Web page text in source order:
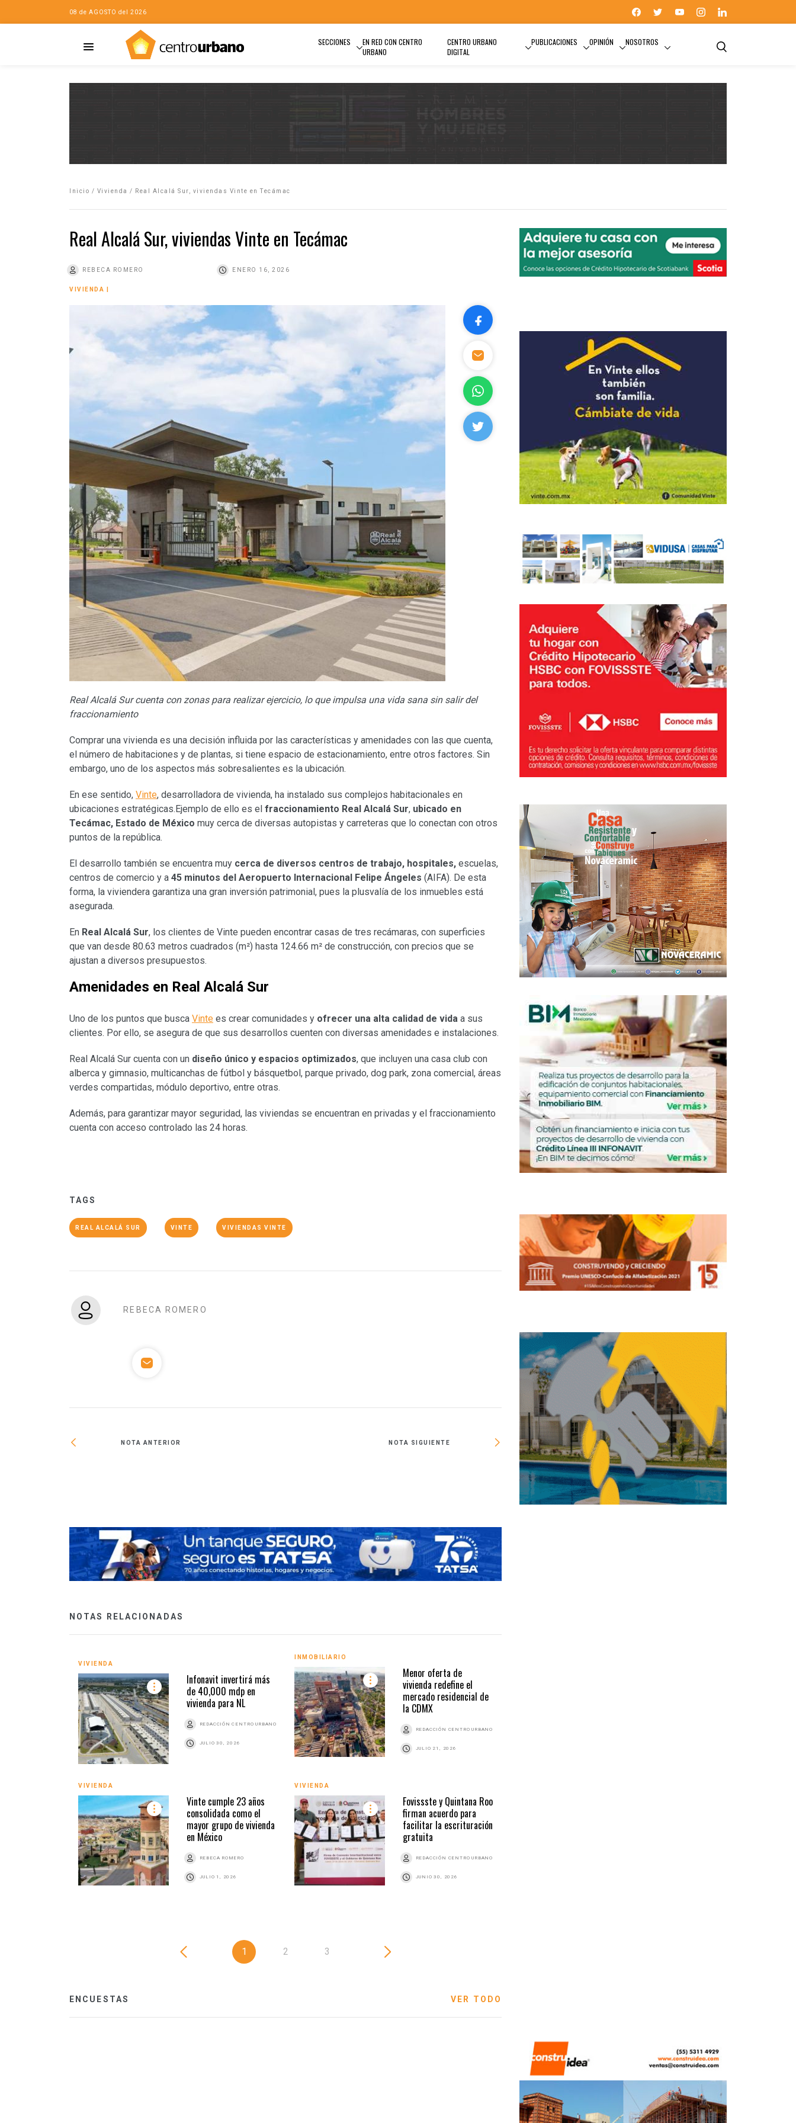
08 de AGOSTO del 2026
SECCIONES
EN RED CON CENTRO
URBANO
CENTRO URBANO
DIGITAL
PUBLICACIONES OPINIÓN NOSOTROS
Inicio / Vivienda / Real Alcalá Sur, viviendas Vinte en Tecámac
Real Alcalá Sur, viviendas Vinte en Tecámac
REBECA ROMERO ENERO 16, 2026
VIVIENDA
Real Alcalá Sur cuenta con zonas para realizar ejercicio, lo que impulsa una vida sana sin salir del
fraccionamiento
Comprar una vivienda es una decisión influida por las características y amenidades con las que cuenta,
el número de habitaciones y de plantas, si tiene espacio de estacionamiento, entre otros factores. Sin
embargo, uno de los aspectos más sobresalientes es la ubicación.
En ese sentido, Vinte, desarrolladora de vivienda, ha instalado sus complejos habitacionales en
ubicaciones estratégicas.Ejemplo de ello es el fraccionamiento Real Alcalá Sur, ubicado en
Tecámac, Estado de México muy cerca de diversas autopistas y carreteras que lo conectan con otros
puntos de la república.
El desarrollo también se encuentra muy cerca de diversos centros de trabajo, hospitales, escuelas,
centros de comercio y a 45 minutos del Aeropuerto Internacional Felipe Ángeles (AIFA). De esta
forma, la viviendera garantiza una gran inversión patrimonial, pues la plusvalía de los inmuebles está
asegurada.
En Real Alcalá Sur, los clientes de Vinte pueden encontrar casas de tres recámaras, con superficies
que van desde 80.63 metros cuadrados (m²) hasta 124.66 m² de construcción, con precios que se
ajustan a diversos presupuestos.
Amenidades en Real Alcalá Sur
Uno de los puntos que busca Vinte es crear comunidades y ofrecer una alta calidad de vida a sus
clientes. Por ello, se asegura de que sus desarrollos cuenten con diversas amenidades e instalaciones.
Real Alcalá Sur cuenta con un diseño único y espacios optimizados, que incluyen una casa club con
alberca y gimnasio, multicanchas de fútbol y básquetbol, parque privado, dog park, zona comercial, áreas
verdes compartidas, módulo deportivo, entre otras.
Además, para garantizar mayor seguridad, las viviendas se encuentran en privadas y el fraccionamiento
cuenta con acceso controlado las 24 horas.
TAGS
REAL ALCALÁ SUR VINTE VIVIENDAS VINTE
REBECA ROMERO
NOTA ANTERIOR NOTA SIGUIENTE
Infonavit: Así puedes acceder a una Vivienda
para el Bienestar
NOTAS RELACIONADAS
VIVIENDA
Infonavit invertirá más
de 40,000 mdp en
vivienda para NL
REDACCIÓN CENTRO URBANO
JULIO 30, 2026
INMOBILIARIO
Menor oferta de
vivienda redefine el
mercado residencial de
la CDMX
REDACCIÓN CENTRO URBANO
JULIO 21, 2026
VIVIENDA
Vinte cumple 23 años
consolidada como el
mayor grupo de vivienda
en México
REBECA ROMERO
JULIO 1, 2026
VIVIENDA
Fovissste y Quintana Roo
firman acuerdo para
facilitar la escrituración
gratuita
REDACCIÓN CENTRO URBANO
JUNIO 30, 2026
1 2 3
ENCUESTAS VER TODO